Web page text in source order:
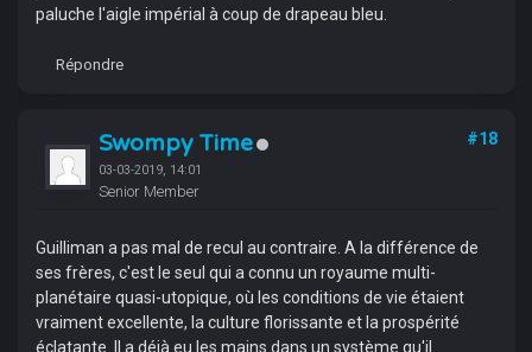
paluche l'aigle impérial à coup de drapeau bleu.
Répondre
Swompy Time
03-03-2019, 14:01
Senior Member
#18
Guilliman a pas mal de recul au contraire. A la différence de
ses frères, c'est le seul qui a connu un royaume multi-
planétaire quasi-utopique, où les conditions de vie étaient
vraiment excellente, la culture florissante et la prospérité
éclatante. Il a déjà eu les mains dans un système qu'il